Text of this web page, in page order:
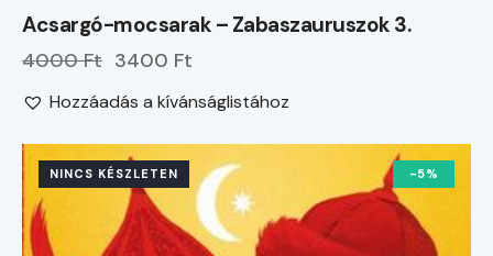
Acsargó-mocsarak – Zabaszauruszok 3.
4000 Ft 3400 Ft
Hozzáadás a kívánságlistához
NINCS KÉSZLETEN -5%